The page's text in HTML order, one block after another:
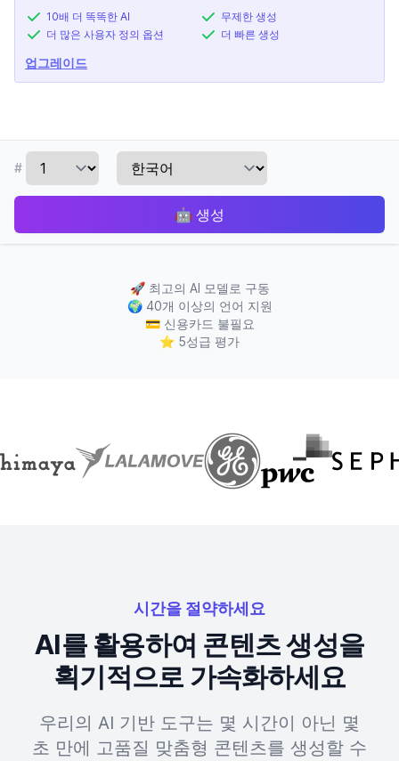
10배 더 똑똑한 AI
더 많은 사용자 정의 옵션
무제한 생성
더 빠른 생성
업그레이드
#
🤖 생성
🚀 최고의 AI 모델로 구동
🌍 40개 이상의 언어 지원
💳 신용카드 불필요
⭐ 5성급 평가
시간을 절약하세요
AI를 활용하여 콘텐츠 생성을
획기적으로 가속화하세요
우리의 AI 기반 도구는 몇 시간이 아닌 몇
초 만에 고품질 맞춤형 콘텐츠를 생성할 수